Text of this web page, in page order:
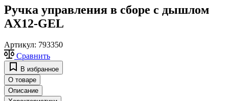
Ручка управления в сборе с дышлом
АХ12-GEL
Артикул: 793350
Сравнить
В избранное
О товаре
Описание